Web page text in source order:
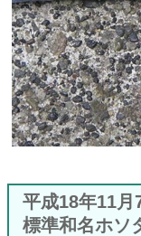
平成18年11
標準和名ホソ